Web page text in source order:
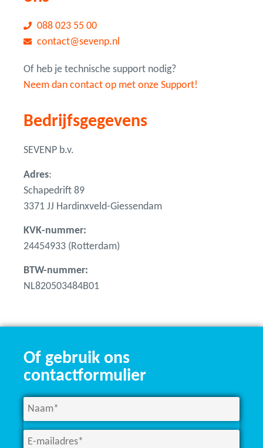
088 023 55 00
contact@sevenp.nl
Of heb je technische support nodig?
Neem dan contact op met onze Support!
Bedrijfsgegevens
SEVENP b.v.
Adres:
Schapedrift 89
3371 JJ Hardinxveld-Giessendam
KVK-nummer:
24454933 (Rotterdam)
BTW-nummer:
NL820503484B01
Of gebruik ons
contactformulier